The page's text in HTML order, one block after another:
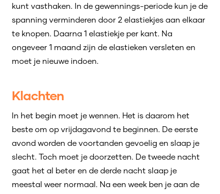
kunt vasthaken. In de gewennings-periode kun je de
spanning verminderen door 2 elastiekjes aan elkaar
te knopen. Daarna 1 elastiekje per kant. Na
ongeveer 1 maand zijn de elastieken versleten en
moet je nieuwe indoen.
Klachten
In het begin moet je wennen. Het is daarom het
beste om op vrijdagavond te beginnen. De eerste
avond worden de voortanden gevoelig en slaap je
slecht. Toch moet je doorzetten. De tweede nacht
gaat het al beter en de derde nacht slaap je
meestal weer normaal. Na een week ben je aan de